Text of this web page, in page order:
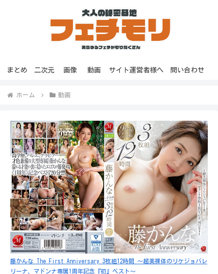
まとめ 二次元 画像 動画 サイト運営者様へ 問い合わせ
ホーム 動画
藤かんな The First Anniversary 3枚組12時間 ～超美裸体のリケジョバレ
リーナ、マドンナ専属1周年記念『初』ベスト～